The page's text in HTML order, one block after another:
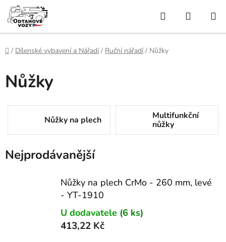
Přejít
na
obsah
Hledat
KOŠÍK
Domů
/ Dílenské vybavení a Nářadí / Ruční nářadí / Nůžky
Nůžky
Nůžky na plech
Multifunkční
nůžky
Nejprodávanější
Nůžky na plech CrMo - 260 mm, levé
- YT-1910
U dodavatele (6 ks)
413,22 Kč